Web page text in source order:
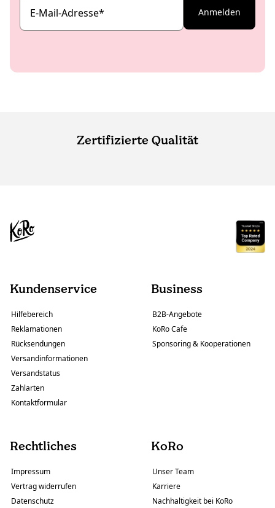
E-Mail-Adresse* Anmelden
Zertifizierte Qualität
Kundenservice
Hilfebereich
Reklamationen
Rücksendungen
Versandinformationen
Versandstatus
Zahlarten
Kontaktformular
Business
B2B-Angebote
KoRo Cafe
Sponsoring & Kooperationen
Rechtliches
Impressum
Vertrag widerrufen
Datenschutz
KoRo
Unser Team
Karriere
Nachhaltigkeit bei KoRo